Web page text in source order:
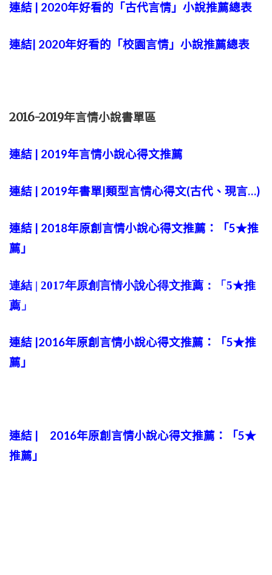
連結 | 2020年好看的「古代言情」小說推薦總表
連結| 2020年好看的「校園言情」小說推薦總表
2016-2019年言情小說書單區
連結 | 2019年言情小說心得文推薦
連結 | 2019年書單|類型言情心得文(古代、現言…)
連結 | 2018年原創言情小說心得文推薦：「5★推
薦」
連結 | 2017年原創言情小說心得文推薦：「5★推
薦」
連結 |2016年原創言情小說心得文推薦：「5★推
薦」
連結 | 2016年原創言情小說心得文推薦：「5★
推薦」